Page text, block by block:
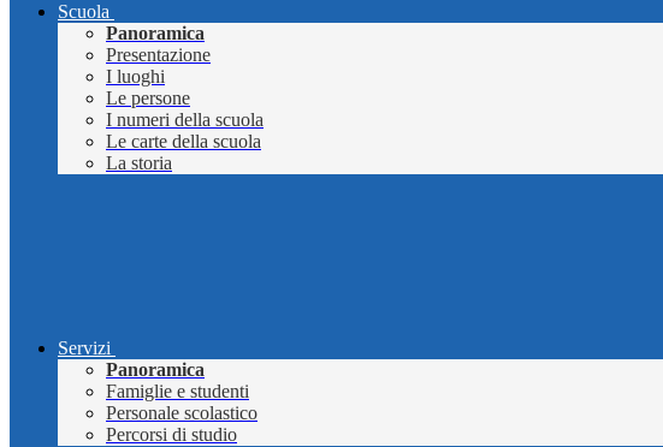
Scuola
Panoramica
Presentazione
I luoghi
Le persone
I numeri della scuola
Le carte della scuola
La storia
Servizi
Panoramica
Famiglie e studenti
Personale scolastico
Percorsi di studio